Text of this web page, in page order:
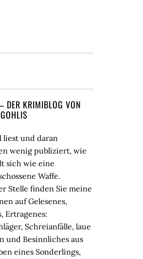
DER KRIMIBLOG VON
liest und daran
wenig publiziert, wie
sich wie eine
Waffe.
Stelle finden Sie meine
auf Gelesenes,
Ertragenes:
Schreianfälle, laue
und Besinnliches aus
eines Sonderlings,